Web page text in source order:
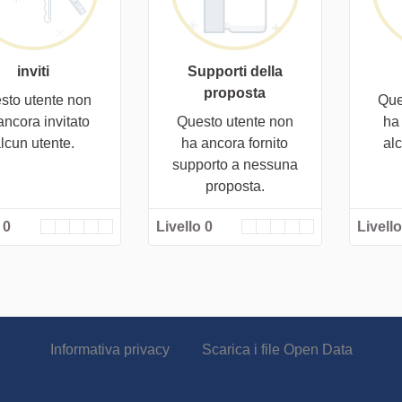
inviti
utente non
invitato
utente.
Supporti della
proposta
Questo utente non
ha ancora fornito
supporto a nessuna
proposta.
Livello 0
Informativa privacy Scarica i file Open Data